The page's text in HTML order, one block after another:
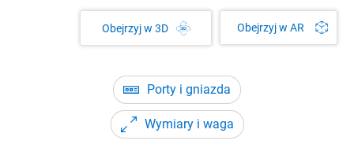
Porty i gniazda
Wymiary i waga
Obejrzyj w 3D Obejrzyj w AR